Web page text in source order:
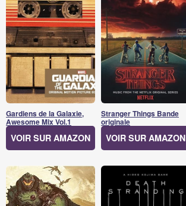
Gardiens de la Galaxie,
Awesome Mix Vol.1
VOIR SUR AMAZON
Stranger Things Bande
originale
VOIR SUR AMAZON